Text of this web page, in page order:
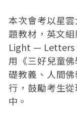
本次會考以星
題教材，英文
Light — Letters
用《三好兒童
礎教義、人間
行，鼓勵考生
中。